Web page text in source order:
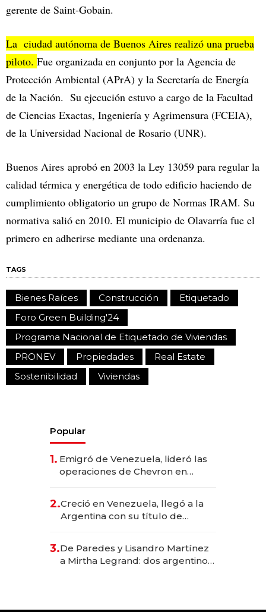
gerente de Saint-Gobain.
La ciudad autónoma de Buenos Aires realizó una prueba
piloto. Fue organizada en conjunto por la Agencia de
Protección Ambiental (APrA) y la Secretaría de Energía
de la Nación. Su ejecución estuvo a cargo de la Facultad
de Ciencias Exactas, Ingeniería y Agrimensura (FCEIA),
de la Universidad Nacional de Rosario (UNR).
Buenos Aires aprobó en 2003 la Ley 13059 para regular la
calidad térmica y energética de todo edificio haciendo de
cumplimiento obligatorio un grupo de Normas IRAM. Su
normativa salió en 2010. El municipio de Olavarría fue el
primero en adherirse mediante una ordenanza.
TAGS
Bienes Raíces Construcción
Etiquetado
Foro Green Building'24
Programa Nacional de Etiquetado de Viviendas
PRONEV
Propiedades
Real Estate
Sostenibilidad
Viviendas
Popular
1. Emigró de Venezuela, lideró las
operaciones de Chevron en
2.Creció en Venezuela, llegó a la
Argentina con su título de
las marcas "fast premium"
3.De Paredes y Lisandro Martínez
a Mirtha Legrand: dos argentinos